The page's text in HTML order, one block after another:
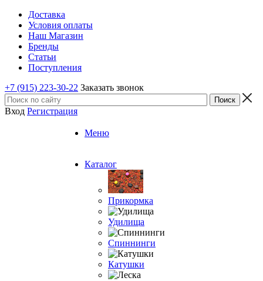
Доставка
Условия оплаты
Наш Магазин
Бренды
Статьи
Поступления
+7 (915) 223-30-22 Заказать звонок
Вход Регистрация
Меню
Каталог
Прикормка
Удилища
Спиннинги
Катушки